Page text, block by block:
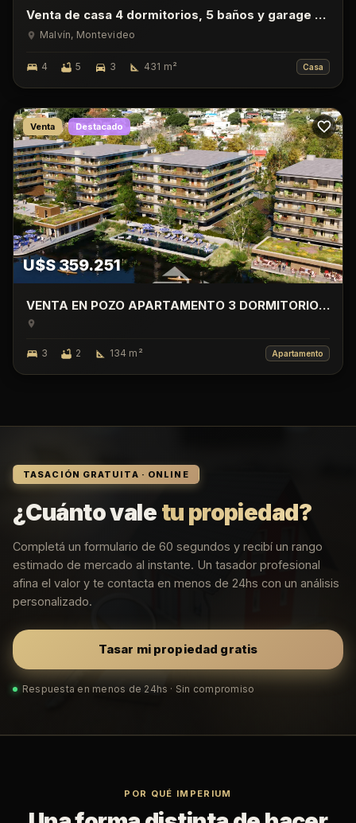
Venta de casa 4 dormitorios, 5 baños y garage en
Malvin
Malvín, Montevideo
4 5 3 431 m² Casa
Venta Destacado
U$S 359.251
VENTA EN POZO APARTAMENTO 3 DORMITORIO
CON TERRAZA, LAGO CALCAGNO, CIUDAD DE LA
3 2 134 m² Apartamento
TASACIÓN GRATUITA · ONLINE
¿Cuánto vale tu propiedad?
Completá un formulario de 60 segundos y recibí un rango
estimado de mercado al instante. Un tasador profesional
afina el valor y te contacta en menos de 24hs con un análisis
personalizado.
Tasar mi propiedad gratis
Respuesta en menos de 24hs · Sin compromiso
POR QUÉ IMPERIUM